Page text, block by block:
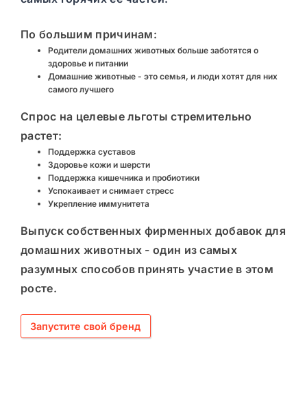
По большим причинам:
Родители домашних животных больше заботятся о
здоровье и питании
Домашние животные - это семья, и люди хотят для них
самого лучшего
Спрос на целевые льготы стремительно
растет:
Поддержка суставов
Здоровье кожи и шерсти
Поддержка кишечника и пробиотики
Успокаивает и снимает стресс
Укрепление иммунитета
Выпуск собственных фирменных добавок для
домашних животных - один из самых
разумных способов принять участие в этом
росте.
Запустите свой бренд